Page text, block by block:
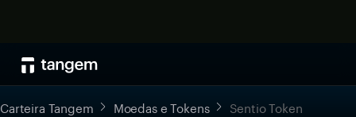
Carteira Tangem Moedas e Tokens Sentio Token